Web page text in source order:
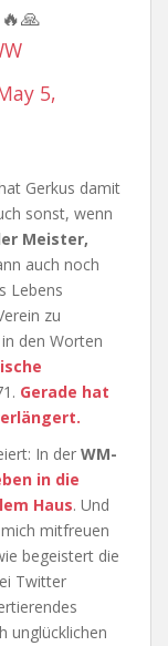
5,
Gerkus damit
sonst, wenn
Meister,
auch noch
Lebens
zu
den Worten
Gerade hat
In der WM-
in die
Haus. Und
mitfreuen
begeistert die
Twitter
unglücklichen